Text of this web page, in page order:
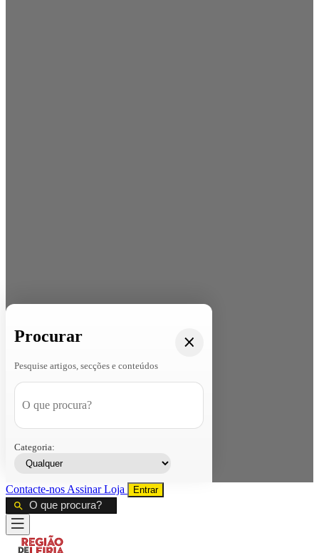
Procurar
Pesquise artigos, secções e conteúdos
Categoria:
Contacte-nos AssinarLoja Entrar